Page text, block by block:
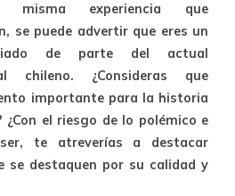
experiencia que
se puede advertir que eres un
de parte del actual
chileno. ¿Consideras que
importante para la historia
¿Con el riesgo de lo polémico e
te atreverías a destacar
se destaquen por su calidad y